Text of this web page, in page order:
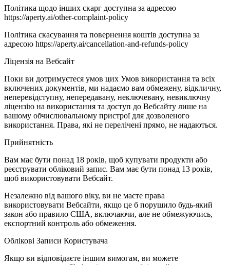
Політика щодо інших скарг доступна за адресою
https://aperty.ai/other-complaint-policy
Політика скасування та повернення коштів доступна за
адресою https://aperty.ai/cancellation-and-refunds-policy
Ліцензія на Вебсайт
Поки ви дотримуєтеся умов цих Умов використання та всіх
включених документів, ми надаємо вам обмежену, відкличну,
неперевідступну, непередавану, неключевану, невиключну
ліцензію на використання та доступ до Вебсайту лише на
вашому обчислювальному пристрої для дозволеного
використання. Права, які не перелічені прямо, не надаються.
Прийнятність
Вам має бути понад 18 років, щоб купувати продукти або
реєструвати обліковий запис. Вам має бути понад 13 років,
щоб використовувати Вебсайт.
Незалежно від вашого віку, ви не маєте права
використовувати Вебсайти, якщо це б порушило будь-який
закон або правило США, включаючи, але не обмежуючись,
експортний контроль або обмеження.
Облікові Записи Користувача
Якщо ви відповідаєте іншим вимогам, ви можете